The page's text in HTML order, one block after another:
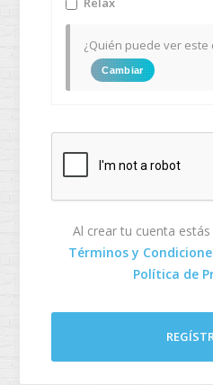
¿Quién puede ver este
Cambiar
Al crear tu cuenta
Términos y
Política de